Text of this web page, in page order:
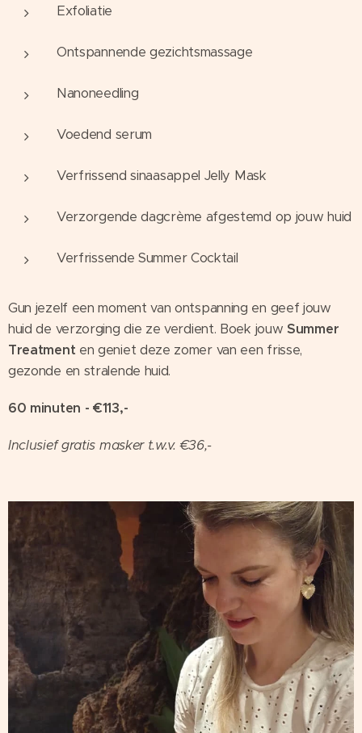
Exfoliatie
Ontspannende gezichtsmassage
Nanoneedling
Voedend serum
Verfrissend sinaasappel Jelly Mask
Verzorgende dagcrème afgestemd op jouw huid
Verfrissende Summer Cocktail
Gun jezelf een moment van ontspanning en geef jouw
huid de verzorging die ze verdient. Boek jouwSummer
Treatment en geniet deze zomer van een frisse,
gezonde en stralende huid.
60 minuten - €113,-
Inclusief gratis masker t.w.v. €36,-